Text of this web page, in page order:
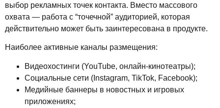
выбор рекламных точек контакта. Вместо массового
охвата — работа с “точечной” аудиторией, которая
действительно может быть заинтересована в продукте.
Наиболее активные каналы размещения:
Видеохостинги (YouTube, онлайн-кинотеатры);
Социальные сети (Instagram, TikTok, Facebook);
Медийные баннеры в новостных и игровых
приложениях;